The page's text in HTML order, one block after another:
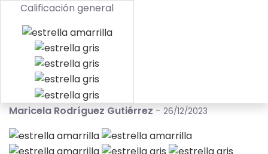
Calificación general
Maricela Rodríguez Gutiérrez - 26/12/2023